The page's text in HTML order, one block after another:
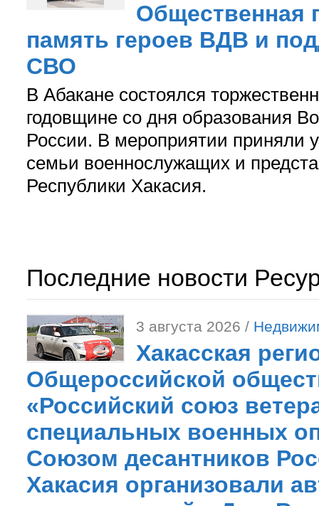
Общественная
память героев ВДВ и
СВО
В Абакане состоялся
годовщине со дня образования
России. В мероприятии приняли
семьи военнослужащих и
Республики Хакасия.
Последние новости
3 августа 2026 /
Хакасская
Общероссийской
«Российский союз
специальных военных
Союзом десантников
Хакасия организовали